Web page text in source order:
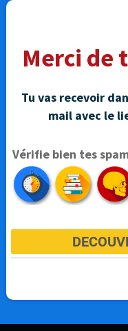
Merci de
Tu vas recevoir
mail avec le
Vérifie bien tes